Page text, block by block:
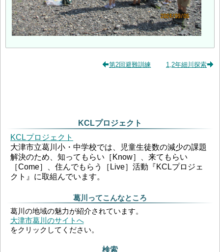
第2回避難訓練 1,2年細川探索
KCLプロジェクト
KCLプロジェクト
大津市立葛川小・中学校では、児童生徒数の減少の課題
解決のため、知ってもらい［Know］、来てもらい
［Come］、住んでもらう［Live］活動『KCLプロジェ
クト』に取組んでいます。
葛川ってこんなところ
葛川の地域の魅力が紹介されています。
大津市葛川のサイトへ
をクリックしてください。
検索